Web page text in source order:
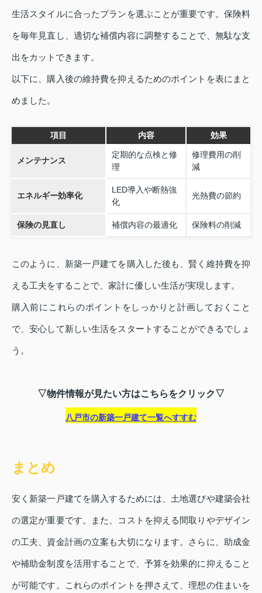
生活スタイルに合ったプランを選ぶことが重要です。保険料
を毎年見直し、適切な補償内容に調整することで、無駄な支
出をカットできます。
以下に、購入後の維持費を抑えるためのポイントを表にまと
めました。
項目 内容 効果
メンテナンス
定期的な点検と修
理
修理費用の削
減
エネルギー効率化
LED導入や断熱強
化
光熱費の節約
保険の見直し 補償内容の最適化 保険料の削減
このように、新築一戸建てを購入した後も、賢く維持費を抑
える工夫をすることで、家計に優しい生活が実現します。
購入前にこれらのポイントをしっかりと計画しておくこと
で、安心して新しい生活をスタートすることができるでしょ
う。
▽物件情報が見たい方はこちらをクリック▽
八戸市の新築一戸建て一覧へすすむ
まとめ
安く新築一戸建てを購入するためには、土地選びや建築会社
の選定が重要です。また、コストを抑える間取りやデザイン
の工夫、資金計画の立案も大切になります。さらに、助成金
や補助金制度を活用することで、予算を効果的に抑えること
が可能です。これらのポイントを押さえて、理想の住まいを